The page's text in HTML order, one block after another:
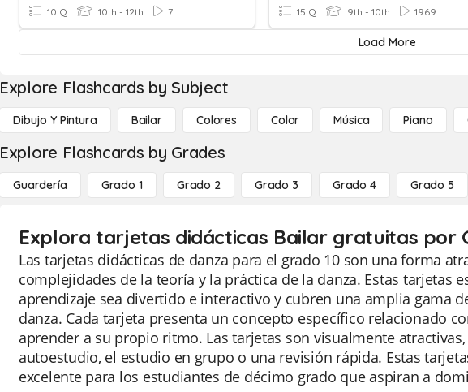
10 Q 10th - 12th 7 15 Q 9th - 10th 1969
Load More
Explore Flashcards by Subject
Dibujo Y Pintura Bailar Colores Color Música Piano
Explore Flashcards by Grades
Guardería Grado 1 Grado 2 Grado 3 Grado 4 Grado 5
Explora tarjetas didácticas Bailar gratuitas por
Las tarjetas didácticas de danza para el grado 10 son una forma
complejidades de la teoría y la práctica de la danza. Estas tarjetas
aprendizaje sea divertido e interactivo y cubren una amplia gama
danza. Cada tarjeta presenta un concepto específico relacionado
aprender a su propio ritmo. Las tarjetas son visualmente
autoestudio, el estudio en grupo o una revisión rápida. Estas
excelente para los estudiantes de décimo grado que aspiran a